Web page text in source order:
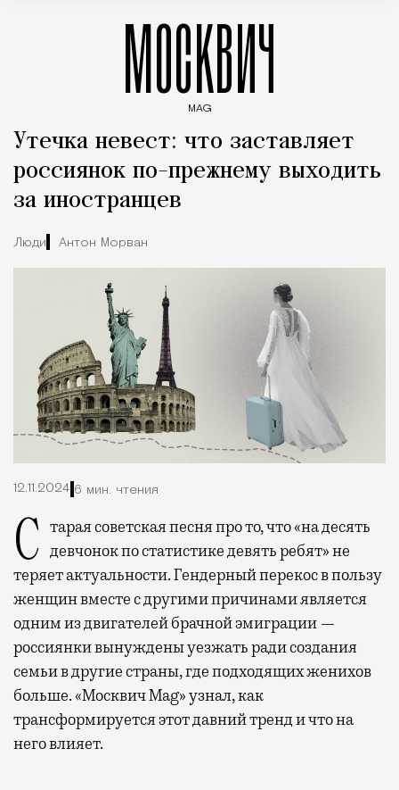
МОСКВИЧ
MAG
Утечка невест: что заставляет
россиянок по-прежнему выходить
за иностранцев
Люди Антон Морван
12.11.2024 6 мин. чтения
Старая советская песня про то, что «на десять девчонок по статистике девять ребят» не
теряет актуальности. Гендерный перекос в пользу
женщин вместе с другими причинами является
одним из двигателей брачной эмиграции —
россиянки вынуждены уезжать ради создания
семьи в другие страны, где подходящих женихов
больше. «Москвич Mag» узнал, как
трансформируется этот давний тренд и что на
него влияет.